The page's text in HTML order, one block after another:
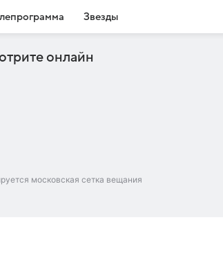
Звезды
онлайн
московская сетка вещания